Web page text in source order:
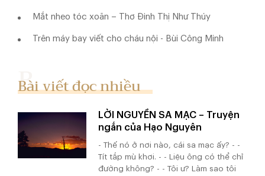
Mắt nheo tóc xoăn – Thơ Đinh Thị Như Thúy
Trên máy bay viết cho cháu nội - Bùi Công Minh
Bài viết đọc nhiều
LỜI NGUYỀN SA MẠC – Truyện
ngắn của Hạo Nguyên
- Thế nó ở nơi nào, cái sa mạc ấy? - -
Tít tắp mù khơi. - - Liệu ông có thể chỉ
đường không? - - Tôi ư? Làm sao tôi